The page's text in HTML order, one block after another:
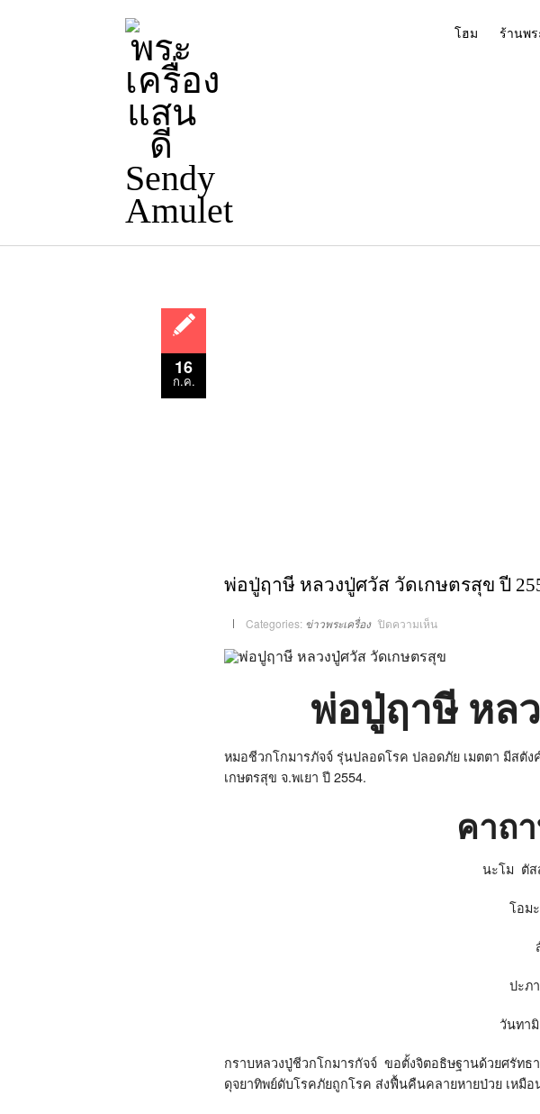
โฮม ร้านพร
16
ก.ค.
พ่อปู่ฤาษี หลวงปู่ศวัส วัดเกษตรสุข ปี
Categories: ข่าวพระเครื่อง ปิดความเห็นบน
พ่อ
ฤาษี
หลวง
ศวัส
วัด
เกษตร
สุข
พ่อปู่ฤาษี หล
หมอชีวกโกมารภัจจ์ รุ่นปลอดโรค ปลอดภัย เมตตา มีสตั
เกษตรสุข จ.พเยา ปี 2554.
คาถ
นะโม ตั
โอมะ
ปะภ
วันทามิ
กราบหลวงปู่ชีวกโกมารกัจจ์ ขอตั้งจิตอธิษฐานด้วยศรัทธา
ดุจยาทิพย์ดับโรคภัยถูกโรค ส่งฟื้นคืนคลายหายป่วย เหมื